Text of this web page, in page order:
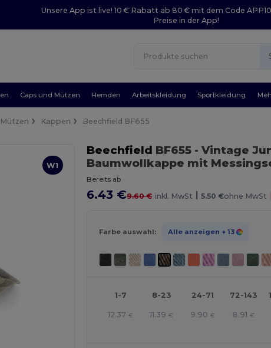
Unsere App ist live! 10 € Rabatt ab 80 € mit dem Code
Preise in der App!
Caps und Mützen Hemden Arbeitskleidung Sportkleidung
Kappen Beechfield BF655
W1
Beechfield BF655 - Vintage
Baumwollkappe mit
Bereits ab
6.43 €9.60 € inkl. MwSt | 5.50 €ohne MwSt
Farbe auswahl: Alle anzeigen + 13
1-7 8-23 24-71 72-143
12.37 € 11.39 € 9.90 € 8.91 €